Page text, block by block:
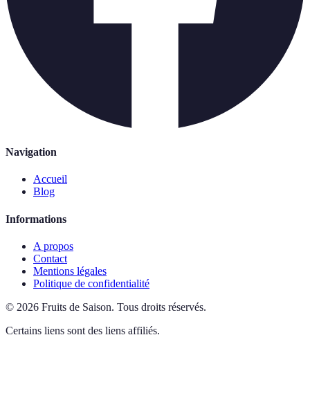
Navigation
Accueil
Blog
Informations
A propos
Contact
Mentions légales
Politique de confidentialité
© 2026 Fruits de Saison. Tous droits réservés.
Certains liens sont des liens affiliés.